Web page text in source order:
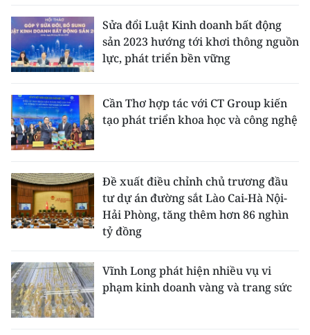
Sửa đổi Luật Kinh doanh bất động
sản 2023 hướng tới khơi thông nguồn
lực, phát triển bền vững
Cần Thơ hợp tác với CT Group kiến
tạo phát triển khoa học và công nghệ
Đề xuất điều chỉnh chủ trương đầu
tư dự án đường sắt Lào Cai-Hà Nội-
Hải Phòng, tăng thêm hơn 86 nghìn
tỷ đồng
Vĩnh Long phát hiện nhiều vụ vi
phạm kinh doanh vàng và trang sức